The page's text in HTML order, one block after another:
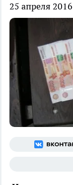
25 апреля 2016